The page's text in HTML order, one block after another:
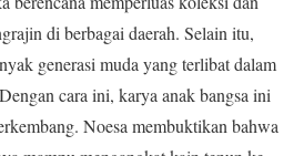
di berbagai daerah. Selain itu,
generasi muda yang terlibat dalam
cara ini, karya anak bangsa ini
Noesa membuktikan bahwa